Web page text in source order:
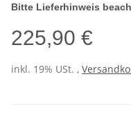
Bitte Lieferhinweis
225,90 €
inkl. 19% USt. ,